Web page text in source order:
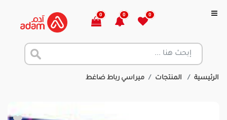
0
0
0
الرئيسية المنتجات ميراسي رباط ضاغط